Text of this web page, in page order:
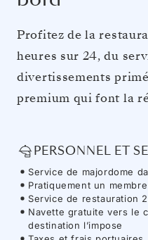
Profitez de la
heures sur 24, du
divertissements
premium qui font la
PERSONNEL ET
Service de majordome
Pratiquement un
Service de restauration
Navette gratuite vers le
destination l’impose